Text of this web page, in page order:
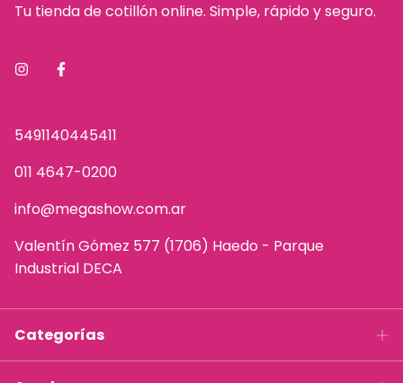
Tu tienda de cotillón online. Simple, rápido y seguro.
5491140445411
011 4647-0200
info@megashow.com.ar
Valentín Gómez 577 (1706) Haedo - Parque
Industrial DECA
Categorías